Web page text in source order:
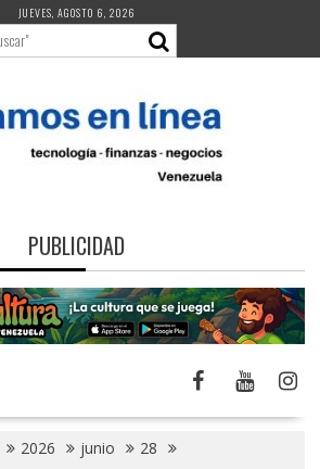
JUEVES, AGOSTO 6, 2026
PUBLICIDAD
2026 junio
28